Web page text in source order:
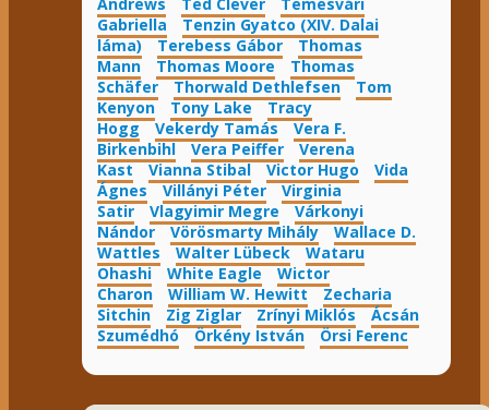
Gabriella
Tenzin Gyatco (XIV. Dalai
láma)
Terebess Gábor
Thomas
Mann
Thomas Moore
Thomas
Schäfer
Thorwald Dethlefsen
Tom
Kenyon
Tony Lake
Tracy
Hogg
Vekerdy Tamás
Vera F.
Birkenbihl
Vera Peiffer
Verena
Kast
Vianna Stibal Victor Hugo
Vida
Ágnes
Villányi Péter
Virginia
Satir
Vlagyimir Megre
Várkonyi
Nándor
Vörösmarty Mihály
Wallace D.
Wattles
Walter Lübeck
Wataru
Ohashi
White Eagle
Wictor
Charon
William W. Hewitt
Zecharia
Sitchin
Zig Ziglar Zrínyi Miklós
Ácsán
Szumédhó
Örkény István Örsi Ferenc